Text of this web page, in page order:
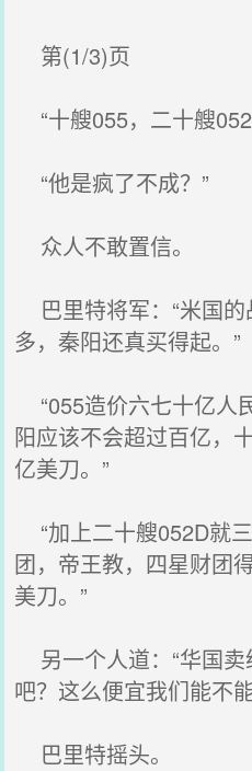
第(1/3)页
“十艘055，二十艘
“他是疯了不成？”
众人不敢置信。
巴里特将军：“米国
多，秦阳还真买得起。”
“055造价六七十亿人
阳应该不会超过百亿，
亿美刀。”
“加上二十艘052D就
团，帝王教，四星财团
美刀。”
另一个人道：“华国
吧？这么便宜我们能不
巴里特摇头。